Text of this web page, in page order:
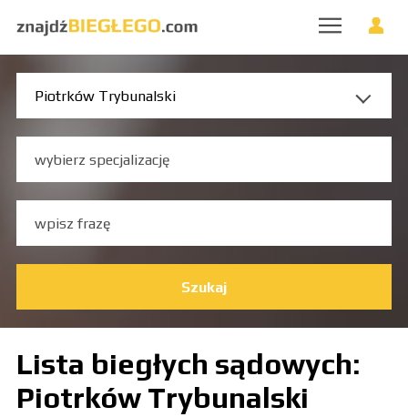
Szukaj
Lista biegłych sądowych:
Piotrków Trybunalski